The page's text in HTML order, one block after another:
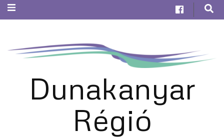
Dunakanyar
Régió